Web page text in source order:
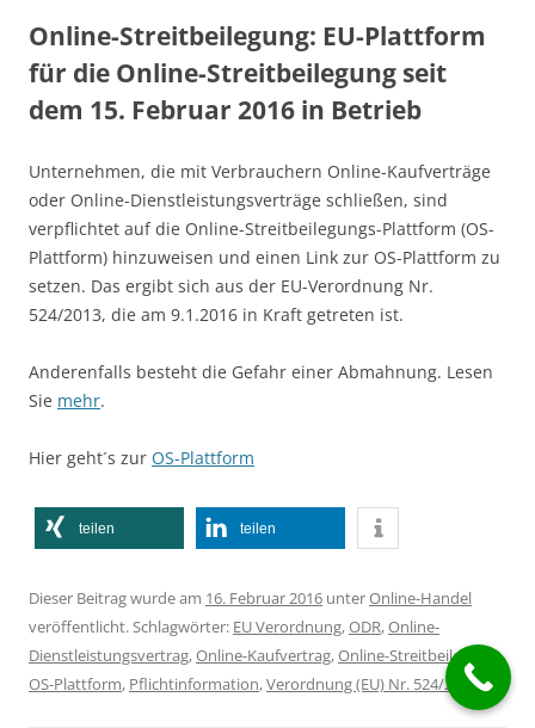
Online-Streitbeilegung: EU-Plattform
für die Online-Streitbeilegung seit
dem 15. Februar 2016 in Betrieb
Unternehmen, die mit Verbrauchern Online-Kaufverträge
oder Online-Dienstleistungsverträge schließen, sind
verpflichtet auf die Online-Streitbeilegungs-Plattform (OS-
Plattform) hinzuweisen und einen Link zur OS-Plattform zu
setzen. Das ergibt sich aus der EU-Verordnung Nr.
524/2013, die am 9.1.2016 in Kraft getreten ist.
Anderenfalls besteht die Gefahr einer Abmahnung. Lesen
Sie mehr.
Hier geht´s zur OS-Plattform
teilen teilen
Dieser Beitrag wurde am 16. Februar 2016 unterOnline-Handel
veröffentlicht. Schlagwörter: EU Verordnung,ODR,Online-
Dienstleistungsvertrag,Online-Kaufvertrag,Online-Streitbeilegung,
OS-Plattform, Pflichtinformation,Verordnung (EU) Nr. 524/2013.